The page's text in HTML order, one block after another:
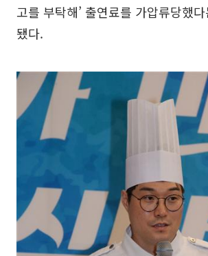
고를 부탁해’ 출연료를 가압류당했
됐다.